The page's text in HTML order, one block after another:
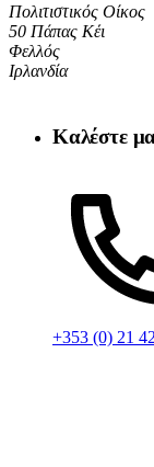
Πολιτιστικός Οίκος
50 Πάπας Κέι
Φελλός
Ιρλανδία
Καλέστε
+353 (0) 21